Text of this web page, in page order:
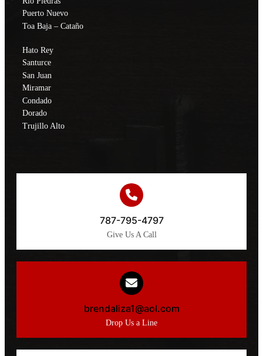
Puerto Nuevo
Toa Baja – Cataño
Hato Rey
Santurce
San Juan
Miramar
Condado
Dorado
Trujillo Alto
787-795-4797
Give Us A Call
brendaliza1@aol.com
Drop Us a Line